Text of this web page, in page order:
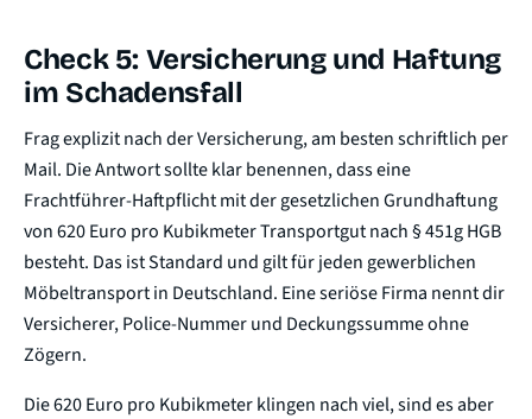
Check 5: Versicherung und Haftung
im Schadensfall
Frag explizit nach der Versicherung, am besten schriftlich per
Mail. Die Antwort sollte klar benennen, dass eine
Frachtführer-Haftpflicht mit der gesetzlichen Grundhaftung
von 620 Euro pro Kubikmeter Transportgut nach § 451g HGB
besteht. Das ist Standard und gilt für jeden gewerblichen
Möbeltransport in Deutschland. Eine seriöse Firma nennt dir
Versicherer, Police-Nummer und Deckungssumme ohne
Zögern.
Die 620 Euro pro Kubikmeter klingen nach viel, sind es aber